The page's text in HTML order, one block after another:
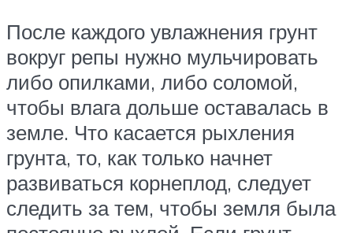
После каждого увлажнения грунт
вокруг репы нужно мульчировать
либо опилками, либо соломой,
чтобы влага дольше оставалась в
земле. Что касается рыхления
грунта, то, как только начнет
развиваться корнеплод, следует
следить за тем, чтобы земля была